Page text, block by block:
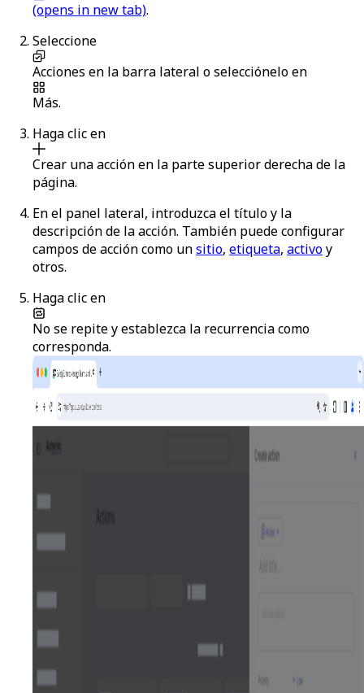
(opens in new tab).
Seleccione
Acciones en la barra lateral o selecciónelo en
Más.
Haga clic en
Crear una acciónen la parte superior derecha de la
página.
En el panel lateral, introduzca el título y la
descripción de la acción. También puede configurar
campos de acción como unsitio, etiqueta, activoy
otros.
Haga clic en
No se repitey establezca la recurrencia como
corresponda.